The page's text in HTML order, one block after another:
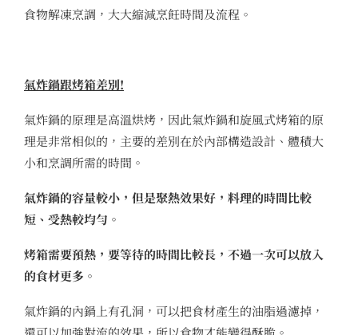
食物解凍烹調，大大縮減烹飪時間及流程。
氣炸鍋跟烤箱差別!
氣炸鍋的原理是高溫烘烤，因此氣炸鍋和旋風式烤箱的原
理是非常相似的，主要的差別在於內部構造設計、體積大
小和烹調所需的時間。
氣炸鍋的容量較小，但是聚熱效果好，料理的時間比較
短、受熱較均勻。
烤箱需要預熱，要等待的時間比較長，不過一次可以放入
的食材更多。
氣炸鍋的內鍋上有孔洞，可以把食材產生的油脂過濾掉，